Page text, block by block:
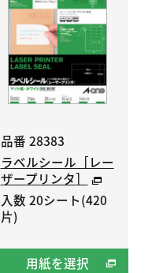
品番 28383
ラベルシール［レー
ザープリンタ］
入数 20シート(420
片)
用紙を選択